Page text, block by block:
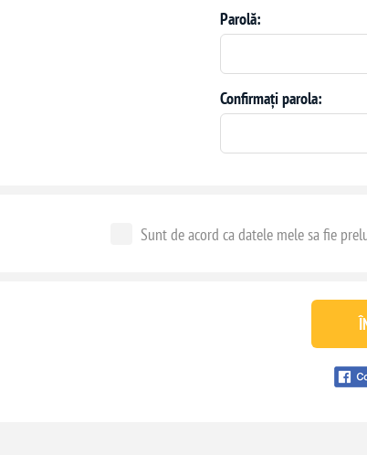
Parolă:
Confirmați parola:
Sunt de acord ca datele mele sa fie